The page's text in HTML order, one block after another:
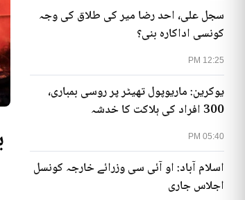
12:25 PM
سجل علی، احد رضا میر کی طلاق کی وجہ
کونسی اداکارہ بنی؟
05:40 PM
یوکرین: ماریوپول تھیٹر پر روسی بمباری،
300 افراد کی ہلاکت کا خدشہ
اسلام آباد: او آئی سی وزرائے خارجہ کونسل
اجلاس جاری